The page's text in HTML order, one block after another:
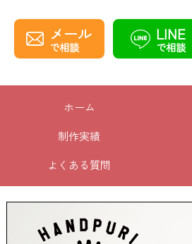
メール
で相談
LINE
で相談
ホーム
制作実績
よくある質問